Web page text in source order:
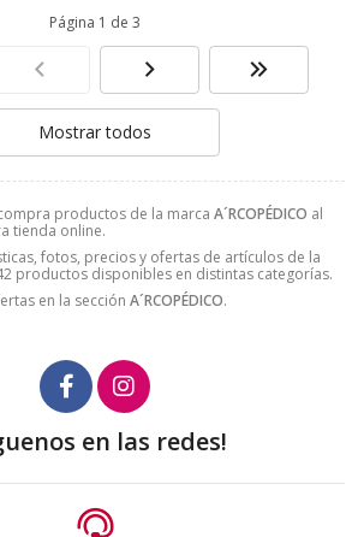
productos de la marca A´RCOPÉDICO al
tienda online.
fotos, precios y ofertas de artículos de la
productos disponibles en distintas categorías.
en la sección A´RCOPÉDICO.
Página 1 de 3
Mostrar todos
en las redes!